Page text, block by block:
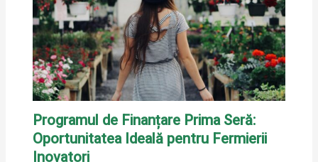
Programul de Finanțare Prima Seră:
Oportunitatea Ideală pentru Fermierii
Inovatori